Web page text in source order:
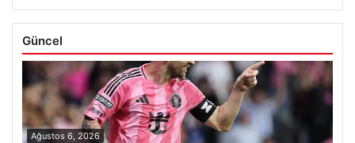
Güncel
Ağustos 6, 2026